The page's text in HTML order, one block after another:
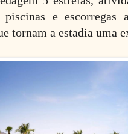
e escorregas
tornam a estadia uma